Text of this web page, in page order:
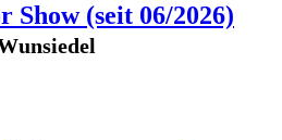
Show (seit 06/2026)